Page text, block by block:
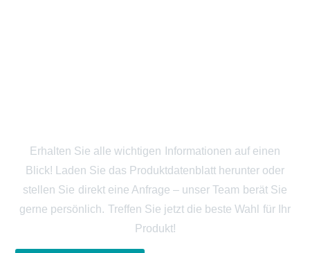
Erhalten Sie alle wichtigen Informationen auf einen
Blick! Laden Sie das Produktdatenblatt herunter oder
stellen Sie direkt eine Anfrage – unser Team berät Sie
gerne persönlich. Treffen Sie jetzt die beste Wahl für Ihr
Produkt!